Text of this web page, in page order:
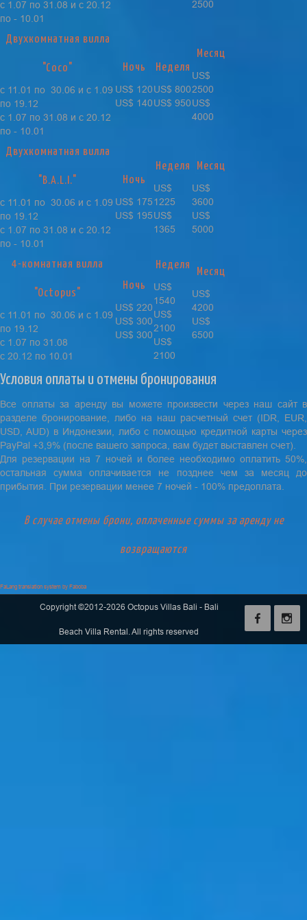
с 1.07 по 31.08 и с 20.12
по - 10.01
2500
Двухкомнатная вилла
"Coco"
с 11.01 по 30.06 и с 1.09
по 19.12
с 1.07 по 31.08 и с 20.12
по - 10.01
Ночь
US$ 120
US$ 140
Неделя
US$ 800
US$ 950
Месяц
US$
2500
US$
4000
Двухкомнатная вилла
"B.A.L.I."
с 11.01 по 30.06 и с 1.09
по 19.12
с 1.07 по 31.08 и с 20.12
по - 10.01
Ночь
US$ 175
US$ 195
Неделя
US$
1225
US$
1365
Месяц
US$
3600
US$
5000
4-комнатная вилла
"Octopus"
с 11.01 по 30.06 и с 1.09
по 19.12
с 1.07 по 31.08
с 20.12 по 10.01
Ночь
US$ 220
US$ 300
US$ 300
Неделя
US$
1540
US$
2100
US$
2100
Месяц
US$
4200
US$
6500
Условия оплаты и отмены бронирования
Все оплаты за аренду вы можете произвести через наш сайт в
разделе бронирование, либо на наш расчетный счет (IDR, EUR,
USD, AUD) в Индонезии, либо с помощью кредитной карты через
PayPal +3,9% (после вашего запроса, вам будет выставлен счет).
Для резервации на 7 ночей и более необходимо оплатить 50%,
остальная сумма оплачивается не позднее чем за месяц до
прибытия. При резервации менее 7 ночей - 100% предоплата.
В случае отмены брони, оплаченные суммы за аренду не
возвращаются
FaLang translation system by Faboba
Copyright ©2012-2026 Octopus Villas Bali - Bali
Beach Villa Rental. All rights reserved